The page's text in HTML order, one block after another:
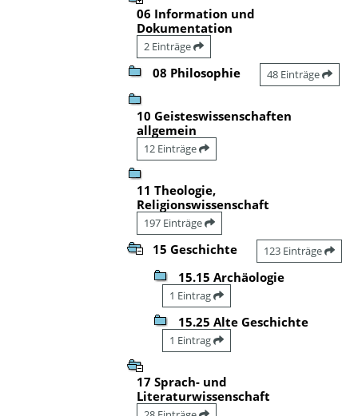
06 Information und
Dokumentation
2 Einträge
08 Philosophie 48 Einträge
10 Geisteswissenschaften
allgemein
12 Einträge
11 Theologie,
Religionswissenschaft
197 Einträge
15 Geschichte 123 Einträge
15.15 Archäologie
1 Eintrag
15.25 Alte Geschichte
1 Eintrag
17 Sprach- und
Literaturwissenschaft